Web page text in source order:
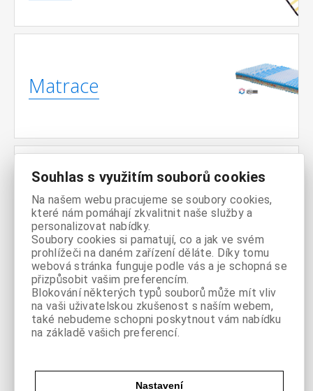
Matrace
Noční
stolky
Komody
Souhlas s využitím souborů cookies
Na našem webu pracujeme se soubory cookies,
které nám pomáhají zkvalitnit naše služby a
personalizovat nabídky.
Soubory cookies si pamatují, co a jak ve svém
prohlížeči na daném zařízení děláte. Díky tomu
webová stránka funguje podle vás a je schopná se
přizpůsobit vašim preferencím.
Blokování některých typů souborů může mít vliv
na vaši uživatelskou zkušenost s naším webem,
také nebudeme schopni poskytnout vám nabídku
na základě vašich preferencí.
Nastavení